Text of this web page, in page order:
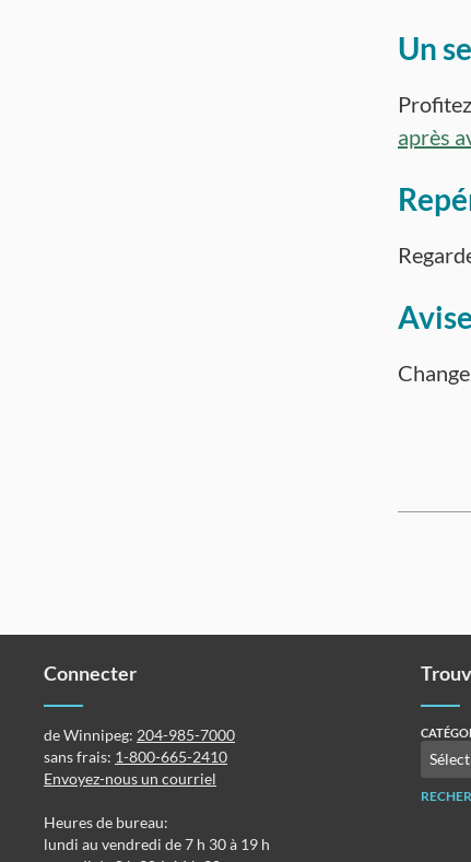
Un
après
Connecter
de Winnipeg: 204-985-7000
sans frais: 1-800-665-2410
Envoyez-nous un courriel
Heures de bureau:
lundi au vendredi de 7 h 30 à 19 h